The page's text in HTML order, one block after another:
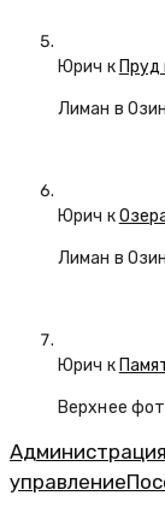
Юрич к Пруд
Лиман в
Юрич к
Лиман в
Юрич к
Верхнее
Администрация
управление